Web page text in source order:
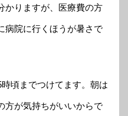
かりますが、医療費の方
病院に行くほうが暑さで
頃までつけてます。朝は
方が気持ちがいいからで